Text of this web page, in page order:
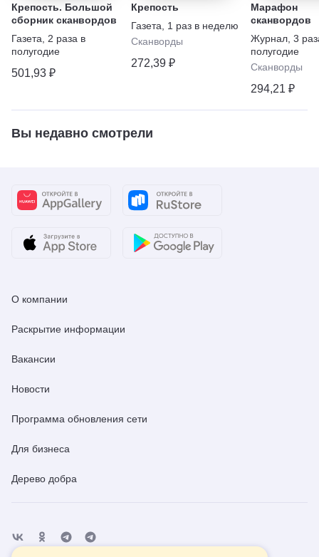
Крепость. Большой
сборник сканвордов
Газета
2 раза в
полугодие
501,93 ₽
Крепость
Газета
1 раз в неделю
Сканворды
272,39 ₽
Марафон
сканвордов
Журнал 3
полугодие
Сканворды
294,21 ₽
Вы недавно смотрели
О компании
Раскрытие информации
Вакансии
Новости
Программа обновления сети
Для бизнеса
Дерево добра